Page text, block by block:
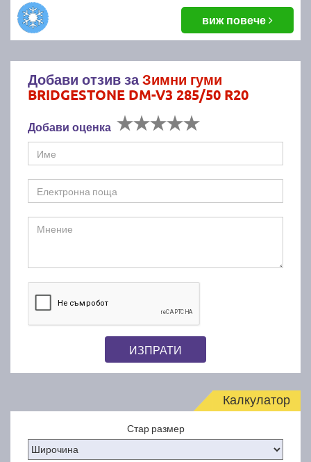
виж повече
Добави отзив заЗимни гуми
BRIDGESTONE DM-V3 285/50 R20
Добави оценка
ИЗПРАТИ
Калкулатор
Стар размер